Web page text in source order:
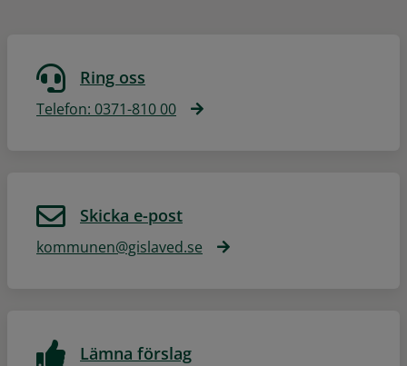
Ring oss
Telefon: 0371-810 00
Skicka e-post
kommunen@gislaved.se
Lämna förslag